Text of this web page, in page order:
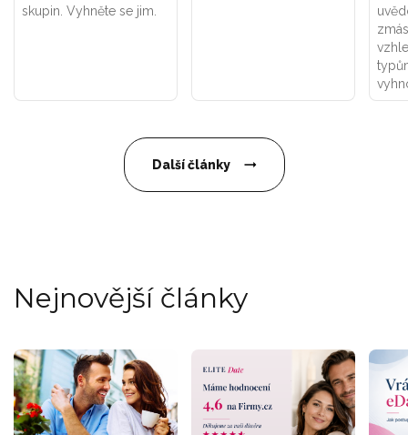
skupin. Vyhněte se jim.
Další články
Nejnovější články